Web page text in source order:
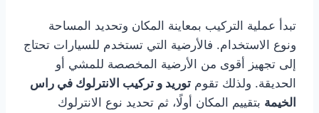
تبدأ عملية التركيب بمعاينة المكان وتحديد المساحة
ونوع الاستخدام. فالأرضية التي تستخدم للسيارات تحتاج
إلى تجهيز أقوى من الأرضية المخصصة للمشي أو
الحديقة. ولذلك تقوم توريد و تركيب الانترلوك في راس
الخيمة بتقييم المكان أولًا، ثم تحديد نوع الانترلوك